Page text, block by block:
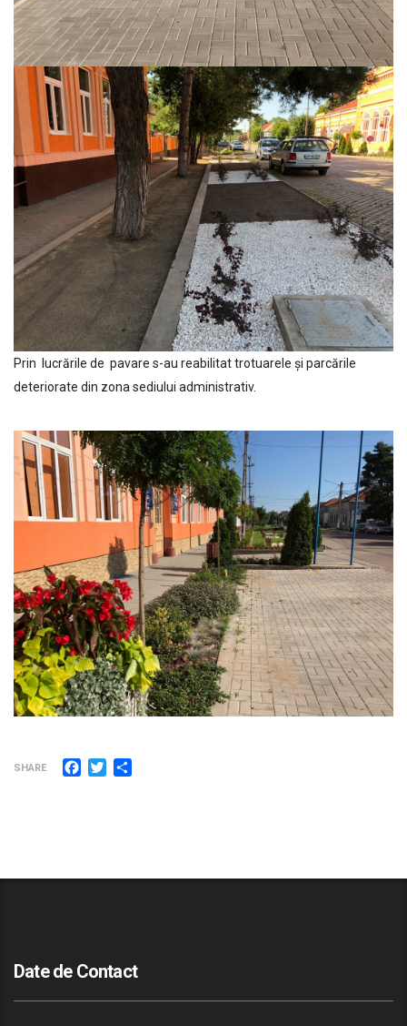
Prin lucrările de pavare s-au reabilitat trotuarele și parcările
deteriorate din zona sediului administrativ.
SHARE Facebook
Twitter
Date de Contact